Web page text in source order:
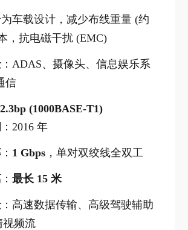
为车载设计，减少布线重量 (约
，抗电磁干扰 (EMC)
：ADAS、摄像头、信息娱乐系
信
(1000BASE-T1)
：2016 年
： 1 Gbps ，单对双绞线全双工
：最长 15 米
：高速数据传输、高级驾驶辅助
视频流